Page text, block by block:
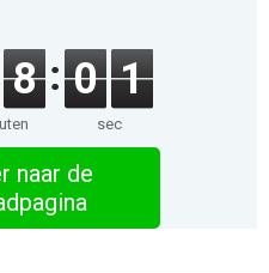
8 0 1
sec
naar de